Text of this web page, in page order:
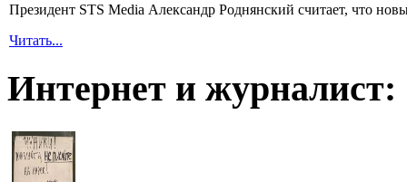
Президент STS Media Александр Роднянский считает, что
Читать...
Интернет и журналист: